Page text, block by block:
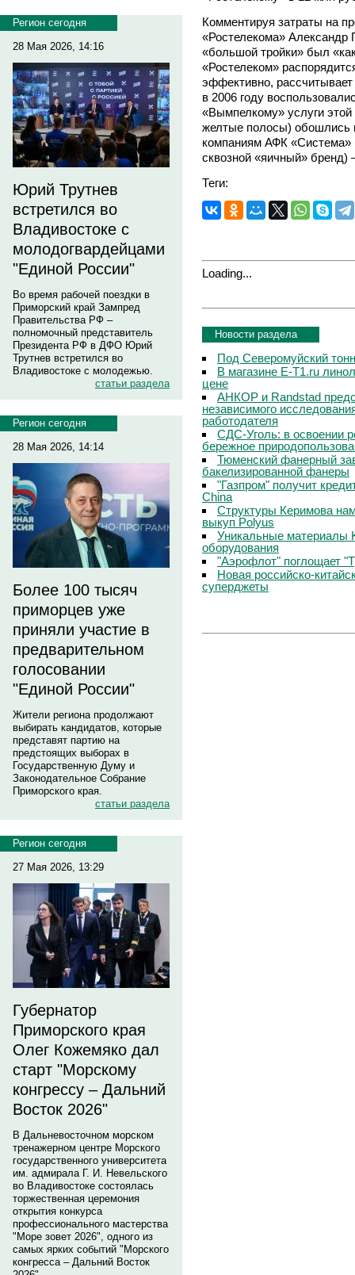
Регион сегодня
28 Мая 2026, 14:16
Юрий Трутнев
встретился во
Владивостоке с
молодогвардейцами
"Единой России"
Во время рабочей поездки в
Приморский край Зампред
Правительства РФ –
полномочный представитель
Президента РФ в ДФО Юрий
Трутнев встретился во
Владивостоке с молодежью.
статьи раздела
Регион сегодня
28 Мая 2026, 14:14
Более 100 тысяч
приморцев уже
приняли участие в
предварительном
голосовании
"Единой России"
Жители региона продолжают
выбирать кандидатов, которые
представят партию на
предстоящих выборах в
Государственную Думу и
Законодательное Собрание
Приморского края.
статьи раздела
Регион сегодня
27 Мая 2026, 13:29
Губернатор
Приморского края
Олег Кожемяко дал
старт "Морскому
конгрессу – Дальний
Восток 2026"
В Дальневосточном морском
тренажерном центре Морского
государственного университета
им. адмирала Г. И. Невельского
во Владивостоке состоялась
торжественная церемония
открытия конкурса
профессионального мастерства
"Море зовет 2026", одного из
самых ярких событий "Морского
конгресса – Дальний Восток
Комментируя затраты на
«Ростелекома»
«большой тройки» был
«Ростелеком»
эффективно,
в 2006 году
«Вымпелкому» услуги
желтые полосы) обошлись
компаниям АФК
сквозной «яичный» бренд)
Теги:
Loading...
Новости раздела
Под Северомуйский
В магазине E-T1.ru
цене
АНКОР и Randstad
независимого
работодателя
СДС-Уголь: в освоении
бережное
Тюменский фанерный
бакелизированной фанеры
"Газпром" получит
China
Структуры Керимова
выкуп Polyus
Уникальные материалы
оборудования
"Аэрофлот" поглощает
Новая российско-
суперджеты